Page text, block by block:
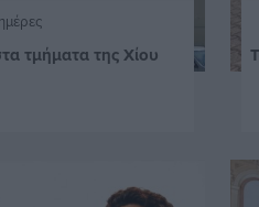
τμήματα της Χίου